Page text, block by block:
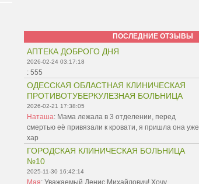
ПОСЛЕДНИЕ ОТЗЫВЫ
АПТЕКА ДОБРОГО ДНЯ
2026-02-24 03:17:18
: 555
ОДЕССКАЯ ОБЛАСТНАЯ КЛИНИЧЕСКАЯ
ПРОТИВОТУБЕРКУЛЕЗНАЯ БОЛЬНИЦА
2026-02-21 17:38:05
Наташа: Мама лежала в 3 отделении, перед
смертью её привязали к кровати, я пришла она уже
хар
ГОРОДСКАЯ КЛИНИЧЕСКАЯ БОЛЬНИЦА
№10
2025-11-30 16:42:14
Мая: Уважаемый Денис Михайлович! Хочу